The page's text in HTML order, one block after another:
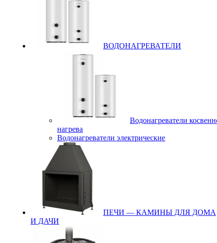
ВОДОНАГРЕВАТЕЛИ
Водонагреватели
нагрева
Водонагреватели электрические
ПЕЧИ — КАМИНЫ ДЛЯ ДОМА
И ДАЧИ